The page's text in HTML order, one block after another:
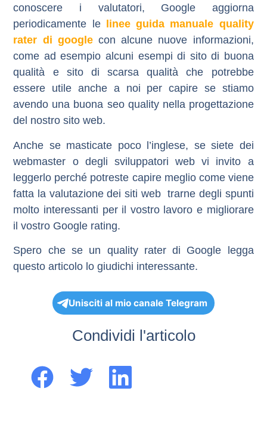
conoscere i valutatori, Google aggiorna
periodicamente le
linee guida manuale quality
rater di googlecon alcune nuove informazioni,
come ad esempio alcuni esempi di sito di buona
qualità e sito di scarsa qualità che potrebbe
essere utile anche a noi per capire se stiamo
avendo una buona seo quality nella progettazione
del nostro sito web.
Anche se masticate poco l’inglese, se siete dei
webmaster o degli sviluppatori web vi invito a
leggerlo perché potreste capire meglio come viene
fatta la valutazione dei siti web trarne degli spunti
molto interessanti per il vostro lavoro e migliorare
il vostro Google rating.
Spero che se un quality rater di Google legga
questo articolo lo giudichi interessante.
Unisciti al mio canale Telegram
Condividi l'articolo